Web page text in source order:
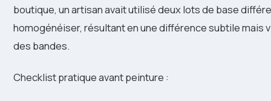
boutique, un artisan avait utilisé deux lots de base
homogénéiser, résultant en une différence subtile mais
des bandes.
Checklist pratique avant peinture :